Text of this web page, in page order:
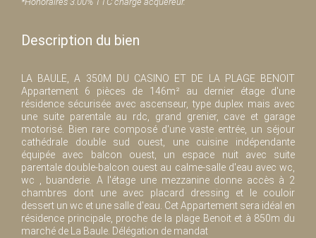
Description du bien
LA BAULE, A 350M DU CASINO ET DE LA PLAGE BENOIT
Appartement 6 pièces de 146m² au dernier étage d'une
résidence sécurisée avec ascenseur, type duplex mais avec
une suite parentale au rdc, grand grenier, cave et garage
motorisé. Bien rare composé d'une vaste entrée, un séjour
cathédrale double sud ouest, une cuisine indépendante
équipée avec balcon ouest, un espace nuit avec suite
parentale double-balcon ouest au calme-salle d'eau avec wc,
wc , buanderie. A l'étage une mezzanine donne accès à 2
chambres dont une avec placard dressing et le couloir
dessert un wc et une salle d'eau. Cet Appartement sera idéal en
résidence principale, proche de la plage Benoit et à 850m du
marché de La Baule. Délégation de mandat